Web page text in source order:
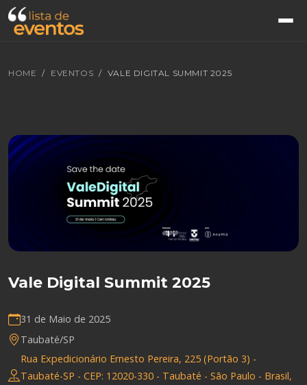
HOME EVENTOS VALE DIGITAL SUMMIT 2025
Vale Digital Summit 2025
31 de Maio de 2025
Taubaté/SP
Rua Expedicionário Ernesto Pereira, 225 (Portão 3) -
Taubaté-SP - CEP: 12020-330 - Taubaté - São Paulo - Brasil,